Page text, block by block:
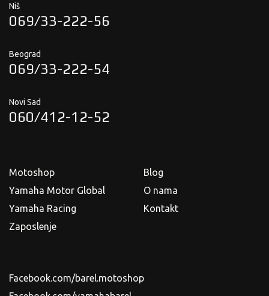
Niš
069/33-222-56
Beograd
069/33-222-54
Novi Sad
060/412-12-52
Motoshop
Yamaha Motor Global
Yamaha Racing
Zaposlenje
Blog
O nama
Kontakt
Facebook.com/barel.motoshop